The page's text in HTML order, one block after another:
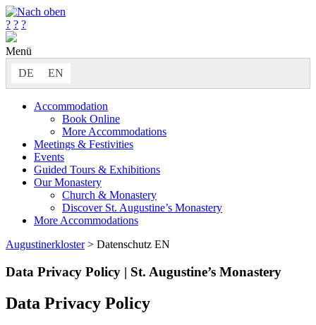
? ? ?
Menü
DE
EN
Accommodation
Book Online
More Accommodations
Meetings & Festivities
Events
Guided Tours & Exhibitions
Our Monastery
Church & Monastery
Discover St. Augustine’s Monastery
More Accommodations
Augustinerkloster> Datenschutz EN
Data Privacy Policy | St. Augustine’s Monastery
Data Privacy Policy